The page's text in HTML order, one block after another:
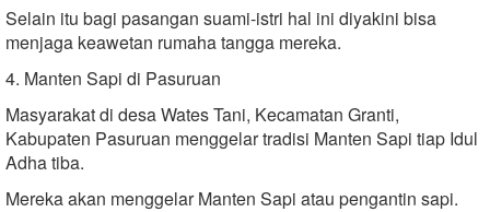
Selain itu bagi pasangan suami-istri hal ini diyakini bisa
menjaga keawetan rumaha tangga mereka.
4. Manten Sapi di Pasuruan
Masyarakat di desa Wates Tani, Kecamatan Granti,
Kabupaten Pasuruan menggelar tradisi Manten Sapi tiap Idul
Adha tiba.
Mereka akan menggelar Manten Sapi atau pengantin sapi.